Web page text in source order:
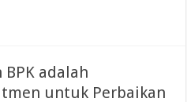
adalah
untuk Perbaikan